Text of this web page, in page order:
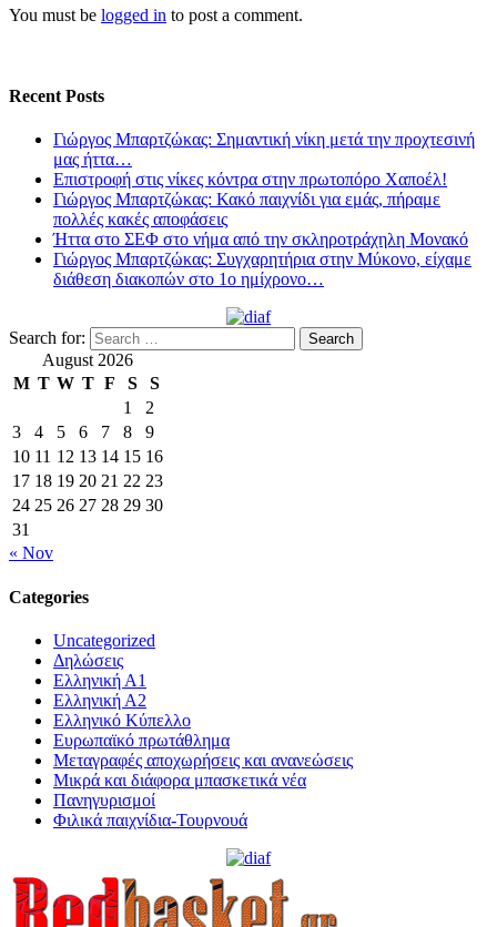
You must be logged in to post a comment.
Recent Posts
Γιώργος Μπαρτζώκας: Σημαντική νίκη μετά την προχτεσινή
μας ήττα…
Επιστροφή στις νίκες κόντρα στην πρωτοπόρο Χαποέλ!
Γιώργος Μπαρτζώκας: Κακό παιχνίδι για εμάς, πήραμε
πολλές κακές αποφάσεις
Ήττα στο ΣΕΦ στο νήμα από την σκληροτράχηλη Μονακό
Γιώργος Μπαρτζώκας: Συγχαρητήρια στην Μύκονο, είχαμε
διάθεση διακοπών στο 1ο ημίχρονο…
Search for:
August 2026
M T W T F S
S
1
2
3
4 5 6 7 8
9
10 11 12 13 14 15 16
17 18 19 20 21 22 23
24 25 26 27 28 29 30
31
« Nov
Categories
Uncategorized
Δηλώσεις
Ελληνική Α1
Ελληνική Α2
Ελληνικό Κύπελλο
Ευρωπαϊκό πρωτάθλημα
Μεταγραφές αποχωρήσεις και ανανεώσεις
Μικρά και διάφορα μπασκετικά νέα
Πανηγυρισμοί
Φιλικά παιχνίδια-Τουρνουά